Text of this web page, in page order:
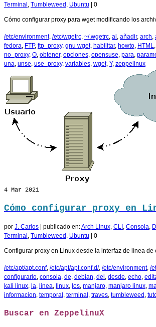
Terminal , Tumbleweed , Ubuntu 0
Cómo configurar proxy para wget modificando los
/etc/environment, /etc/wgetrc, ~/.wgetrc, al , añadir, arch,
fedora, FTP, ftp_proxy, gnu wget, habilitar, howto, HTML,
no_proxy, O, obtener, opciones, opensuse, para,
una, unse, use_proxy, variables, wget, Y, zeppelinux
4 Mar 2021
Cómo configurar proxy en
por J. Carlos publicado en:Arch Linux, CLI , Consola,
Terminal , Tumbleweed , Ubuntu 0
Configurar proxy en Linux desde la interfaz de línea
/etc/apt/apt.conf, /etc/apt/apt.conf.d/, /etc/environment, /
configurarlo, consola, de, debian, del , desde, echo,
kali linux, la, linea, linux, los, manjaro, manjaro linux,
informacion, temporal , terminal , traves, tumbleweed ,
Buscar en ZeppelinuX